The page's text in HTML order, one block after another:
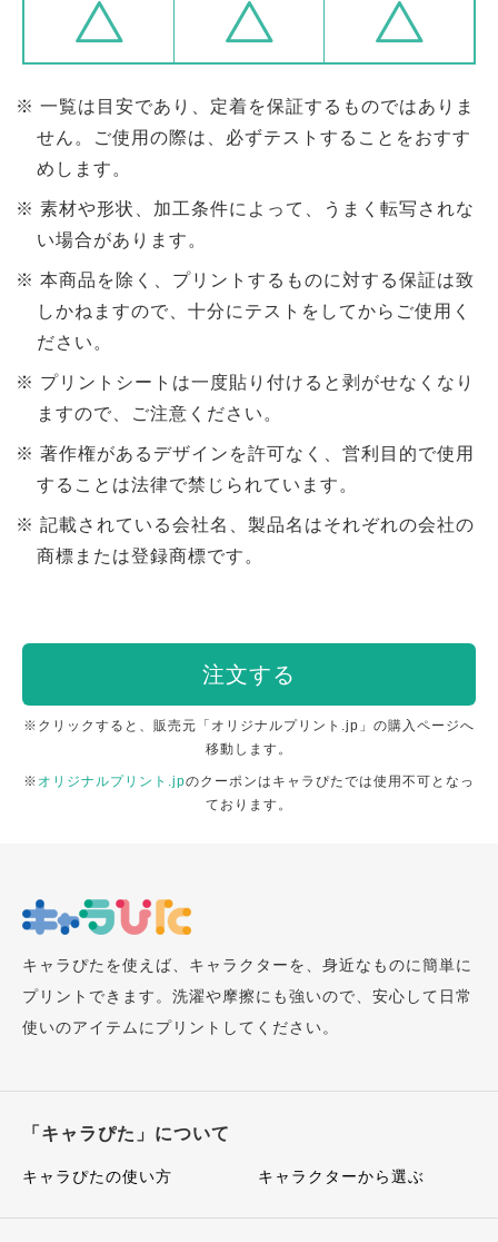
一覧は目安であり、定着を保証するものではありま
せん。ご使用の際は、必ずテストすることをおすす
めします。
素材や形状、加工条件によって、うまく転写されな
い場合があります。
本商品を除く、プリントするものに対する保証は致
しかねますので、十分にテストをしてからご使用く
ださい。
プリントシートは一度貼り付けると剥がせなくなり
ますので、ご注意ください。
著作権があるデザインを許可なく、営利目的で使用
することは法律で禁じられています。
記載されている会社名、製品名はそれぞれの会社の
商標または登録商標です。
注文する
※クリックすると、販売元「オリジナルプリント.jp」の購入ページへ
移動します。
※ オリジナルプリント.jpのクーポンはキャラぴたでは使用不可となっ
ております。
キャラぴたを使えば、キャラクターを、身近なものに簡単に
プリントできます。洗濯や摩擦にも強いので、安心して日常
使いのアイテムにプリントしてください。
「キャラぴた」について
キャラぴたの使い方 キャラクターから選ぶ